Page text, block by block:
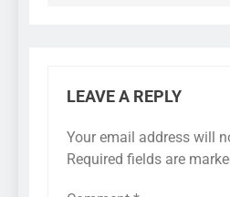
LEAVE A REPLY
Your email address will
Required fields are